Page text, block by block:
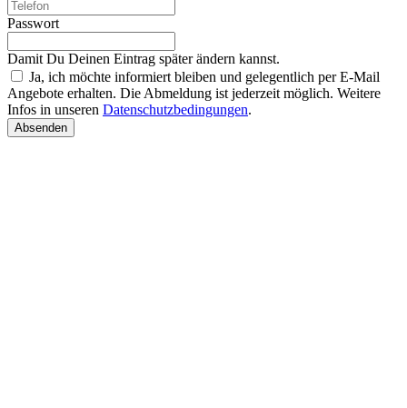
Passwort
Damit Du Deinen Eintrag später ändern kannst.
Ja, ich möchte informiert bleiben und gelegentlich per E-Mail
Angebote erhalten. Die Abmeldung ist jederzeit möglich. Weitere
Infos in unseren Datenschutzbedingungen.
Absenden